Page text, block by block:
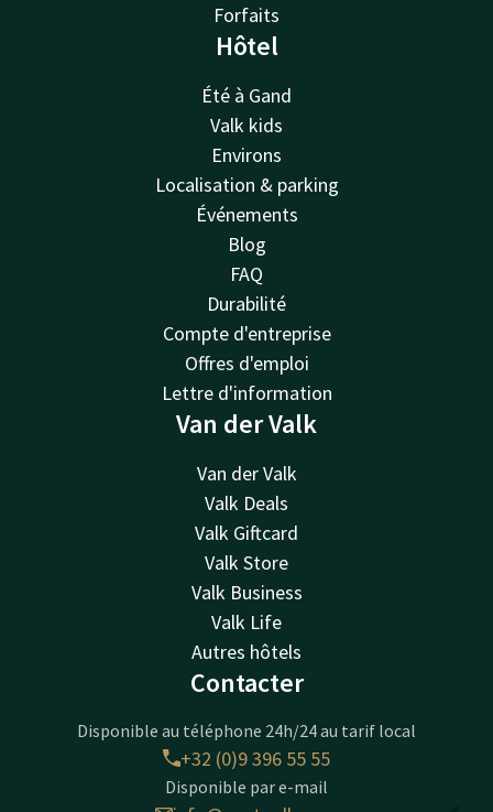
Forfaits
Hôtel
Été à Gand
Valk kids
Environs
Localisation & parking
Événements
Blog
FAQ
Durabilité
Compte d'entreprise
Offres d'emploi
Lettre d'information
Van der Valk
Van der Valk
Valk Deals
Valk Giftcard
Valk Store
Valk Business
Valk Life
Autres hôtels
Contacter
Disponible au téléphone 24h/24 au tarif local
+32 (0)9 396 55 55
Disponible par e-mail